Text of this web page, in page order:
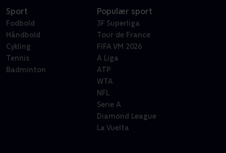
Sport
Fodbold
Håndbold
Cykling
Tennis
Badminton
Populær sport
3F Superliga
Tour de France
FIFA VM 2026
A Liga
ATP
WTA
NFL
Serie A
Diamond League
La Vuelta